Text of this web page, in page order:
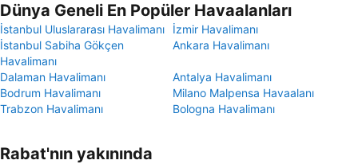
Dünya Geneli En Popüler Havaalanları
İstanbul Uluslararası Havalimanı
İzmir Havalimanı
İstanbul Sabiha Gökçen
Havalimanı
Ankara Havalimanı
Dalaman Havalimanı
Antalya Havalimanı
Bodrum Havalimanı
Milano Malpensa Havaalanı
Trabzon Havalimanı
Bologna Havalimanı
Rabat'nın yakınında